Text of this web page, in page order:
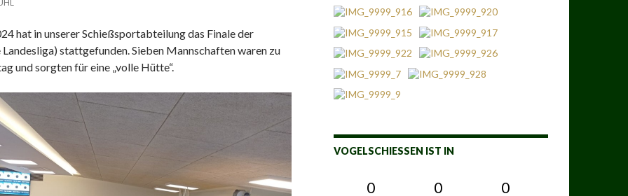
hat in unserer Schießsportabteilung das Finale der
stattgefunden. Sieben Mannschaften waren zu
und sorgten für eine „volle Hütte“.
VOGELSCHIESSEN IST IN
0 0 0